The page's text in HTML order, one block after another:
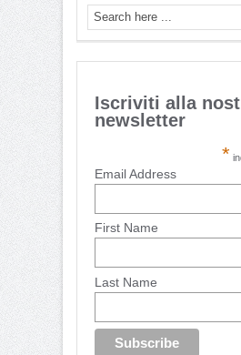
Iscriviti alla
newsletter
*
Email Address
First Name
Last Name